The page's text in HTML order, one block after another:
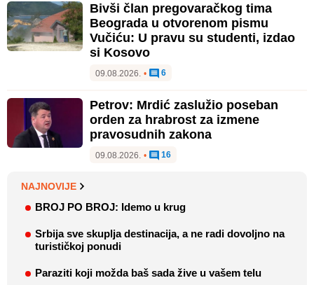
Bivši član pregovaračkog tima
Beograda u otvorenom pismu
Vučiću: U pravu su studenti, izdao
si Kosovo
09.08.2026. • 6
Petrov: Mrdić zaslužio poseban
orden za hrabrost za izmene
pravosudnih zakona
09.08.2026. • 16
NAJNOVIJE
BROJ PO BROJ: Idemo u krug
Srbija sve skuplja destinacija, a ne radi dovoljno na
turističkoj ponudi
Paraziti koji možda baš sada žive u vašem telu